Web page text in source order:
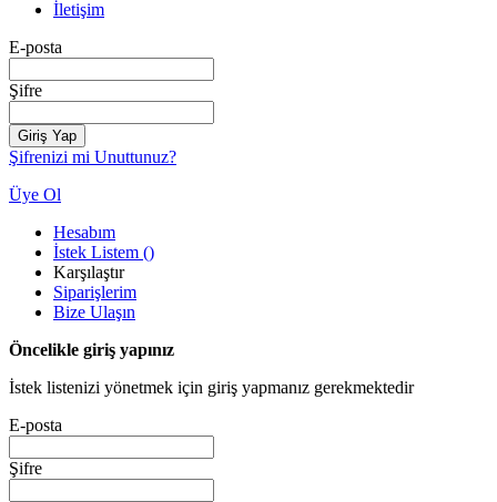
İletişim
E-posta
Şifre
Giriş Yap
Şifrenizi mi Unuttunuz?
Üye Ol
Hesabım
İstek Listem ()
Karşılaştır
Siparişlerim
Bize Ulaşın
Öncelikle giriş yapınız
İstek listenizi yönetmek için giriş yapmanız gerekmektedir
E-posta
Şifre